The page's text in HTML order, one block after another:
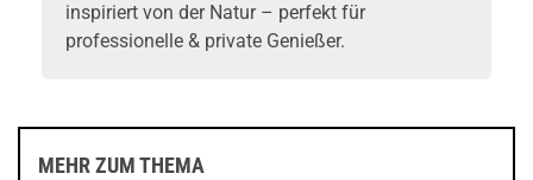
inspiriert von der Natur – perfekt für
professionelle & private Genießer.
MEHR ZUM THEMA